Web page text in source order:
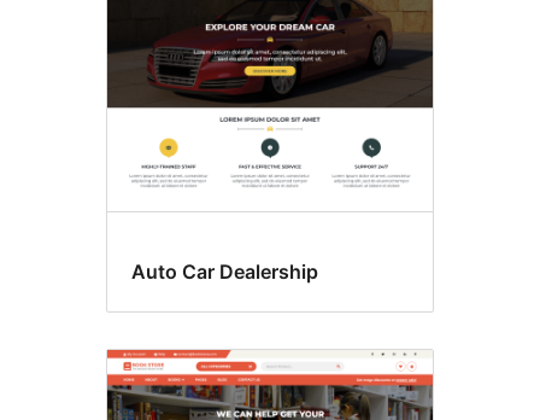
Auto Car Dealership